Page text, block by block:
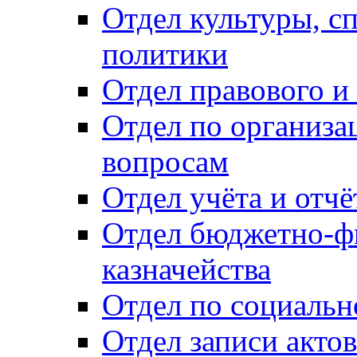
Отдел культуры,
политики
Отдел правового
Отдел по
вопросам
Отдел учёта и
Отдел бюджетно-
казначейства
Отдел по
Отдел записи